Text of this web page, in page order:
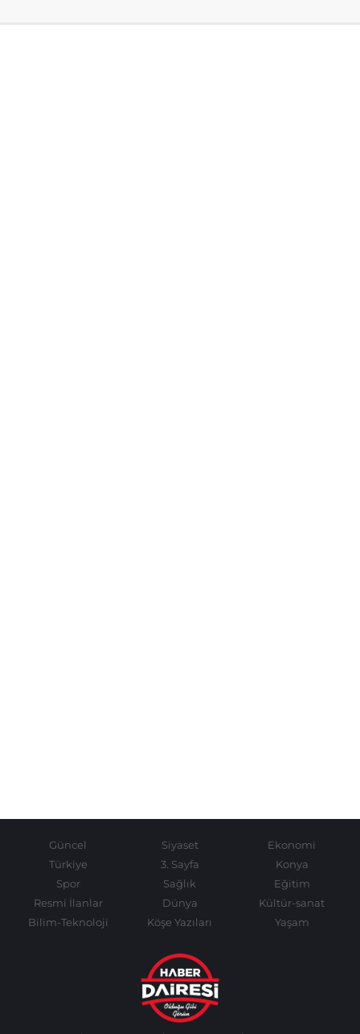
Güncel Siyaset
Ekonomi
Türkiye
3. Sayfa
Konya
Spor
Sağlık
Eğitim
Resmi İlanlar
Dünya
Kültür-sanat
Bilim-Teknoloji
Köşe Yazıları Yaşam